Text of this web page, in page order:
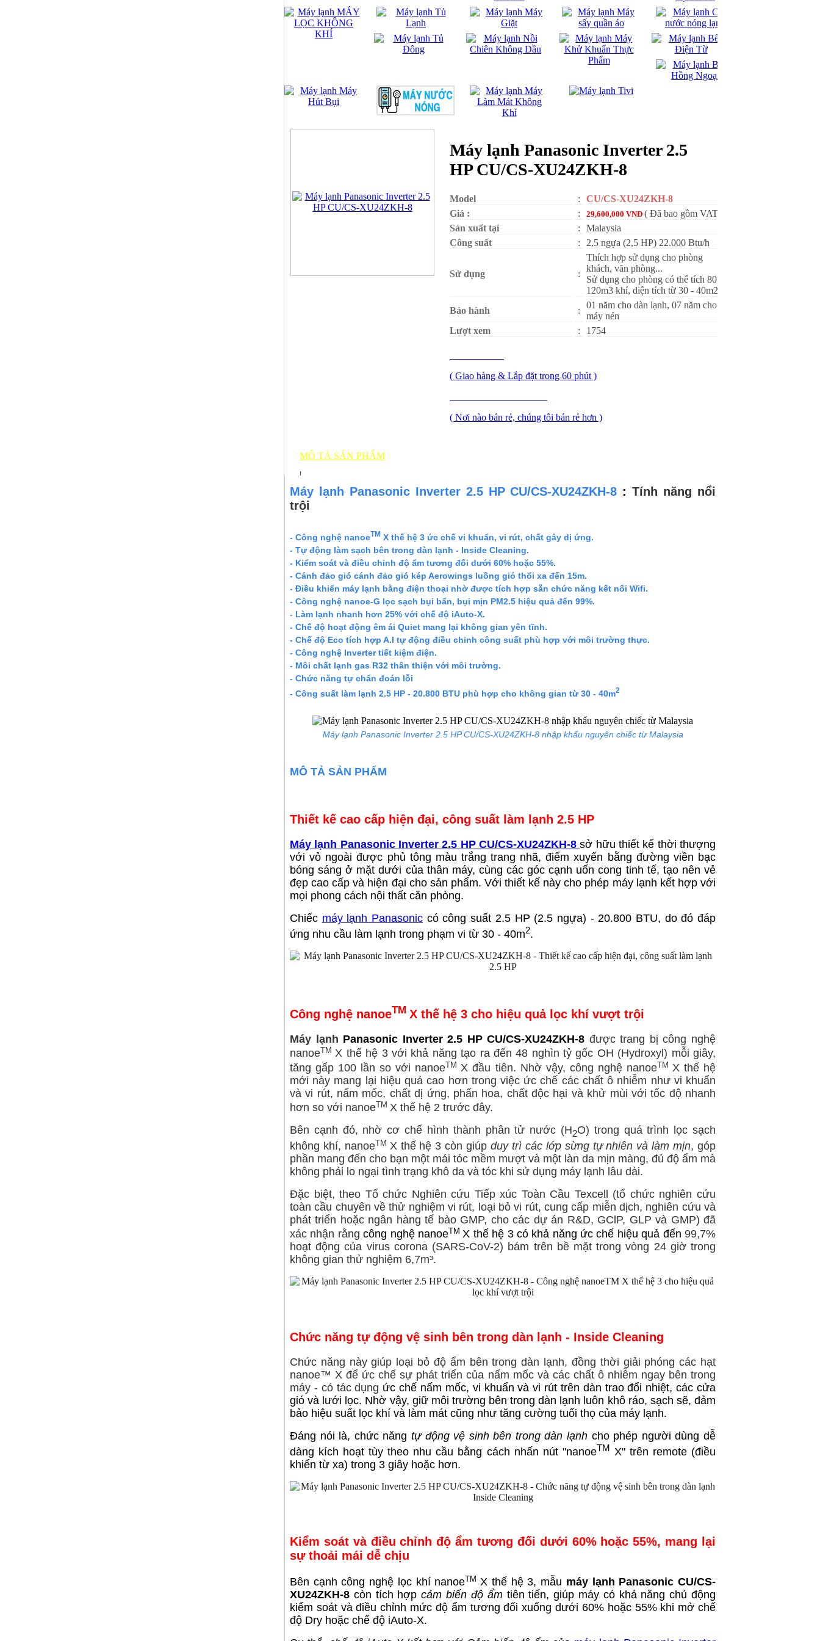
Máy lạnh Panasonic Inverter 2.5
HP CU/CS-XU24ZKH-8
Model :
CU/CS-XU24ZKH-8
Giá :
: 29,600,000 VNĐ ( Đã bao gồm VAT)
Sản xuất tại
:
Malaysia
Công suất
: 2,5 ngựa (2,5 HP) 22.000 Btu/h
Sử dụng :
Thích hợp sử dụng cho phòng
khách, văn phòng...
Sử dụng cho phòng có thể tích 80 -
120m3 khí, diện tích từ 30 - 40m2
Bảo hành
:
01 năm cho dàn lạnh, 07 năm cho
máy nén
Lượt xem
: 1754
( Giao hàng & Lắp đặt trong 60 phút )
( Nơi nào bán rẻ, chúng tôi bán rẻ hơn )
MÔ TẢ SẢN PHẨM
|
Máy lạnh Panasonic Inverter 2.5 HP CU/CS-XU24ZKH-8 :Tính năng nổi
trội
- Công nghệ nanoeTM X thế hệ 3 ức chế vi khuẩn, vi rút, chất gây dị ứng.
- Tự động làm sạch bên trong dàn lạnh - Inside Cleaning.
- Kiểm soát và điều chỉnh độ ẩm tương đối dưới 60% hoặc 55%.
- Cánh đảo gió cánh đảo gió kép Aerowings luồng gió thổi xa đến 15m.
- Điều khiển máy lạnh bằng điện thoại nhờ được tích hợp sẵn chức năng kết nối Wifi.
- Công nghệ nanoe-G lọc sạch bụi bẩn, bụi mịn PM2.5 hiệu quả đến 99%.
- Làm lạnh nhanh hơn 25% với chế độ iAuto-X.
- Chế độ hoạt động êm ái Quiet mang lại không gian yên tĩnh.
- Chế độ Eco tích hợp A.I tự động điều chỉnh công suất phù hợp với môi trường thực.
- Công nghệ Inverter tiết kiệm điện.
- Môi chất lạnh gas R32 thân thiện với môi trường.
- Chức năng tự chẩn đoán lỗi
- Công suất làm lạnh 2.5 HP - 20.800 BTU phù hợp cho không gian từ 30 - 40m2
Máy lạnh Panasonic Inverter 2.5 HP CU/CS-XU24ZKH-8 nhập khẩu nguyên chiếc từ Malaysia
MÔ TẢ SẢN PHẨM
Thiết kế cao cấp hiện đại, công suất làm lạnh 2.5 HP
Máy lạnh Panasonic Inverter 2.5 HP CU/CS-XU24ZKH-8sở hữu thiết kế thời thượng
với vỏ ngoài được phủ tông màu trắng trang nhã, điểm xuyến bằng đường viền bạc
bóng sáng ở mặt dưới của thân máy, cùng các góc cạnh uốn cong tinh tế, tạo nên vẻ
đẹp cao cấp và hiện đại cho sản phẩm. Với thiết kế này cho phép máy lạnh kết hợp với
mọi phong cách nội thất căn phòng.
Chiếc máy lạnh Panasonic có công suất 2.5 HP (2.5 ngựa) - 20.800 BTU, do đó đáp
ứng nhu cầu làm lạnh trong phạm vi từ 30 - 40m2.
Công nghệ nanoeTM X thế hệ 3 cho hiệu quả lọc khí vượt trội
Máy lạnh Panasonic Inverter 2.5 HP CU/CS-XU24ZKH-8 được trang bị công nghệ
nanoeTM X thế hệ 3 với khả năng tạo ra đến 48 nghìn tỷ gốc OH (Hydroxyl) mỗi giây,
tăng gấp 100 lần so với nanoeTM X đầu tiên. Nhờ vậy, công nghệ nanoeTM X thế hệ
mới này mang lại hiệu quả cao hơn trong việc ức chế các chất ô nhiễm như vi khuẩn
và vi rút, nấm mốc, chất dị ứng, phấn hoa, chất độc hại và khử mùi với tốc độ nhanh
hơn so với nanoeTM X thế hệ 2 trước đây.
Bên cạnh đó, nhờ cơ chế hình thành phân tử nước (H2O) trong quá trình lọc sạch
không khí, nanoeTM X thế hệ 3 còn giúpduy trì các lớp sừng tự nhiên và làm mịn, góp
phần mang đến cho bạn một mái tóc mềm mượt và một làn da mịn màng, đủ độ ẩm mà
không phải lo ngại tình trạng khô da và tóc khi sử dụng máy lạnh lâu dài.
Đặc biệt, theo Tổ chức Nghiên cứu Tiếp xúc Toàn Cầu Texcell (tổ chức nghiên cứu
toàn cầu chuyên về thử nghiệm vi rút, loại bỏ vi rút, cung cấp miễn dịch, nghiên cứu và
phát triển hoặc ngân hàng tế bào GMP, cho các dự án R&D, GClP, GLP và GMP) đã
xác nhận rằngcông nghệ nanoeTM X thế hệ 3 có khả năng ức chế hiệu quả đến99,7%
hoạt động của virus corona (SARS-CoV-2) bám trên bề mặt trong vòng 24 giờ trong
không gian thử nghiệm 6,7m³.
Chức năng tự động vệ sinh bên trong dàn lạnh - Inside Cleaning
Chức năng này giúp loại bỏ độ ẩm bên trong dàn lạnh, đồng thời giải phóng các hạt
nanoe™ X để ức chế sự phát triển của nấm mốc và các chất ô nhiễm ngay bên trong
máy - có tác dụng ức chế nấm mốc, vi khuẩn và vi rút trên dàn trao đổi nhiệt, các cửa
gió và lưới lọc. Nhờ vậy, giữ môi trường bên trong dàn lạnh luôn khô ráo, sạch sẽ, đảm
bảo hiệu suất lọc khí và làm mát cũng như tăng cường tuổi thọ của máy lạnh.
Đáng nói là, chức năng tự động vệ sinh bên trong dàn lạnh cho phép người dùng dễ
dàng kích hoạt tùy theo nhu cầu bằng cách nhấn nút "nanoeTM X" trên remote (điều
khiển từ xa) trong 3 giây hoặc hơn.
Kiểm soát và điều chỉnh độ ẩm tương đối dưới 60% hoặc 55%, mang lại
sự thoải mái dễ chịu
Bên cạnh công nghệ lọc khí nanoeTM X thế hệ 3, mẫu máy lạnh Panasonic CU/CS-
XU24ZKH-8 còn tích hợpcảm biến độ ẩmtiên tiến, giúp máy có khả năng chủ động
kiểm soát và điều chỉnh mức độ ẩm tương đối xuống dưới 60% hoặc 55% khi mở chế
độ Dry hoặc chế độ iAuto-X.